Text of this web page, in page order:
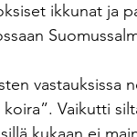
ikkunat ja
vastauksissa
Vaikutti